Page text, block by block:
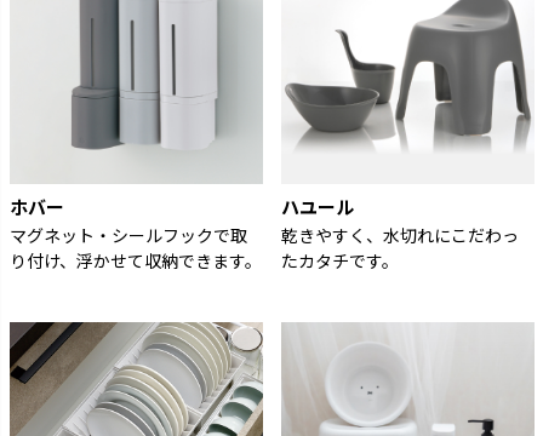
ホバー
マグネット・シールフックで取
り付け、浮かせて収納できます。
ハユール
乾きやすく、水切れにこだわっ
たカタチです。